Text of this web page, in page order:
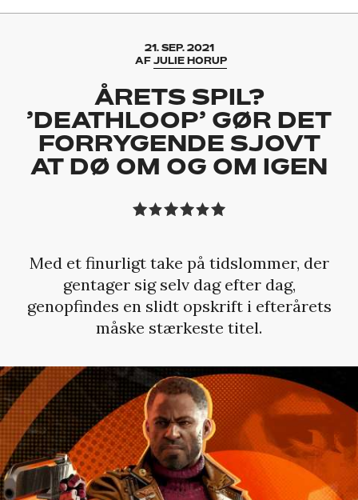
21. SEP. 2021
AF JULIE HORUP
ÅRETS SPIL?
’DEATHLOOP’ GØR DET
FORRYGENDE SJOVT
AT DØ OM OG OM IGEN
Med et finurligt take på tidslommer, der
gentager sig selv dag efter dag,
genopfindes en slidt opskrift i efterårets
måske stærkeste titel.